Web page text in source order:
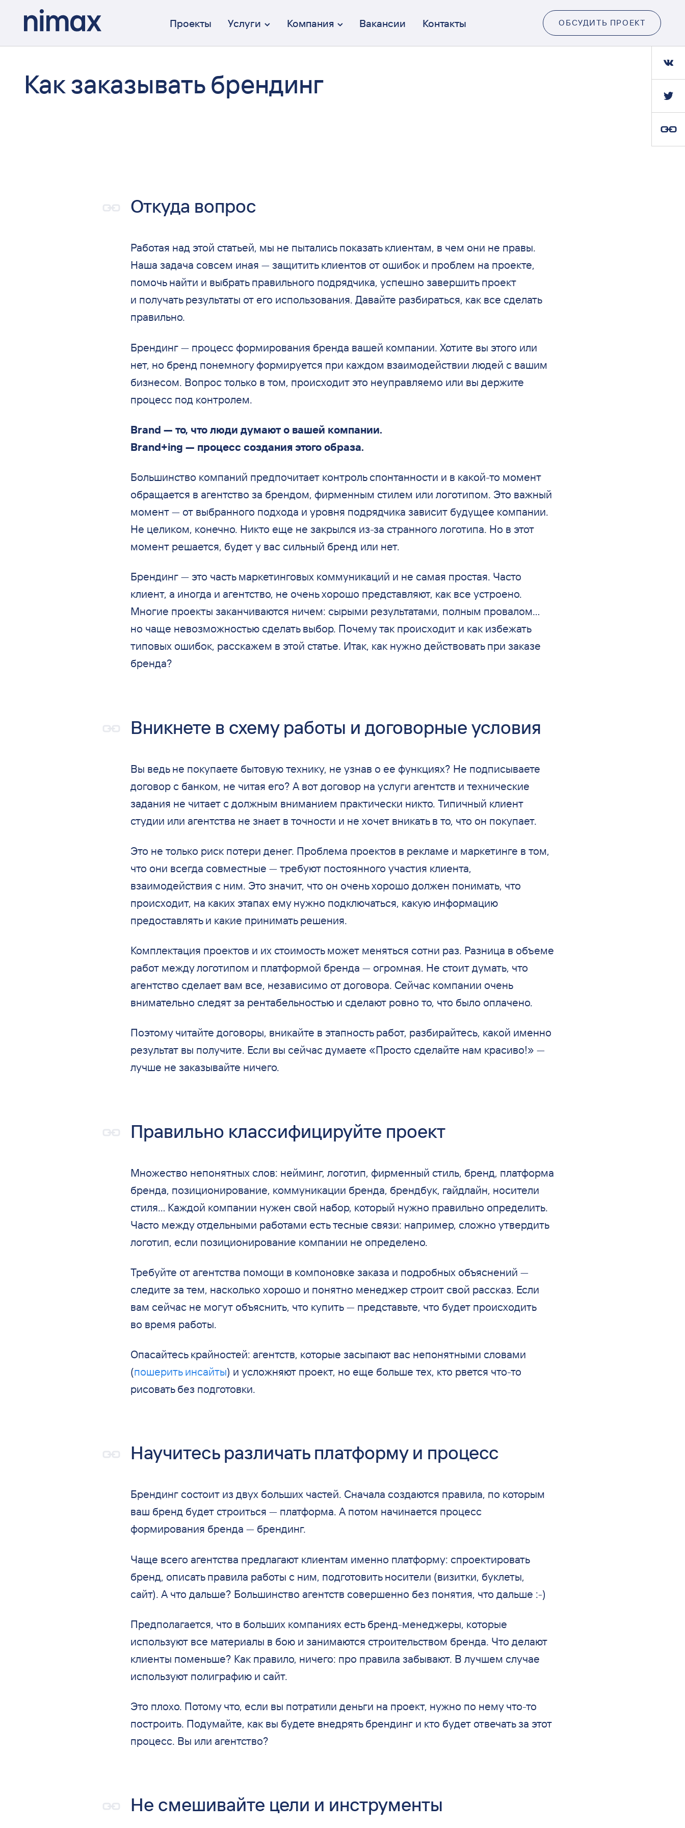
Проекты Услуги
Брендинг
От СММ до креативных кампаний
Компания Вакансии Контакты ОБСУДИТЬ ПРОЕКТ
Как заказывать брендинг
Откуда вопрос
Работая над этой статьей, мы не пытались показать клиентам, в чем они не правы.
Наша задача совсем иная — защитить клиентов от ошибок и проблем на проекте,
помочь найти и выбрать правильного подрядчика, успешно завершить проект
и получать результаты от его использования. Давайте разбираться, как все сделать
правильно.
Брендинг — процесс формирования бренда вашей компании. Хотите вы этого или
нет, но бренд понемногу формируется при каждом взаимодействии людей с вашим
бизнесом. Вопрос только в том, происходит это неуправляемо или вы держите
процесс под контролем.
Brand — то, что люди думают о вашей компании.
Brand+ing — процесс создания этого образа.
Большинство компаний предпочитает контроль спонтанности и в какой-то момент
обращается в агентство за брендом, фирменным стилем или логотипом. Это важный
момент — от выбранного подхода и уровня подрядчика зависит будущее компании.
Не целиком, конечно. Никто еще не закрылся из-за странного логотипа. Но в этот
момент решается, будет у вас сильный бренд или нет.
Брендинг — это часть маркетинговых коммуникаций и не самая простая. Часто
клиент, а иногда и агентство, не очень хорошо представляют, как все устроено.
Многие проекты заканчиваются ничем: сырыми результатами, полным провалом...
но чаще невозможностью сделать выбор. Почему так происходит и как избежать
типовых ошибок, расскажем в этой статье. Итак, как нужно действовать при заказе
бренда?
Вникнете в схему работы и договорные условия
Вы ведь не покупаете бытовую технику, не узнав о ее функциях? Не подписываете
договор с банком, не читая его? А вот договор на услуги агентств и технические
задания не читает с должным вниманием практически никто. Типичный клиент
студии или агентства не знает в точности и не хочет вникать в то, что он покупает.
Это не только риск потери денег. Проблема проектов в рекламе и маркетинге в том,
что они всегда совместные — требуют постоянного участия клиента,
взаимодействия с ним. Это значит, что он очень хорошо должен понимать, что
происходит, на каких этапах ему нужно подключаться, какую информацию
предоставлять и какие принимать решения.
Комплектация проектов и их стоимость может меняться сотни раз. Разница в объеме
работ между логотипом и платформой бренда — огромная. Не стоит думать, что
агентство сделает вам все, независимо от договора. Сейчас компании очень
внимательно следят за рентабельностью и сделают ровно то, что было оплачено.
Поэтому читайте договоры, вникайте в этапность работ, разбирайтесь, какой именно
результат вы получите. Если вы сейчас думаете «Просто сделайте нам красиво!» —
лучше не заказывайте ничего.
Правильно классифицируйте проект
Множество непонятных слов: нейминг, логотип, фирменный стиль, бренд, платформа
бренда, позиционирование, коммуникации бренда, брендбук, гайдлайн, носители
стиля... Каждой компании нужен свой набор, который нужно правильно определить.
Часто между отдельными работами есть тесные связи: например, сложно утвердить
логотип, если позиционирование компании не определено.
Требуйте от агентства помощи в компоновке заказа и подробных объяснений —
следите за тем, насколько хорошо и понятно менеджер строит свой рассказ. Если
вам сейчас не могут объяснить, что купить — представьте, что будет происходить
во время работы.
Опасайтесь крайностей: агентств, которые засыпают вас непонятными словами
(пошерить инсайты) и усложняют проект, но еще больше тех, кто рвется что-то
рисовать без подготовки.
Научитесь различать платформу и процесс
Брендинг состоит из двух больших частей. Сначала создаются правила, по которым
ваш бренд будет строиться — платформа. А потом начинается процесс
формирования бренда — брендинг.
Чаще всего агентства предлагают клиентам именно платформу: спроектировать
бренд, описать правила работы с ним, подготовить носители (визитки, буклеты,
сайт). А что дальше? Большинство агентств совершенно без понятия, что дальше :-)
Предполагается, что в больших компаниях есть бренд-менеджеры, которые
используют все материалы в бою и занимаются строительством бренда. Что делают
клиенты поменьше? Как правило, ничего: про правила забывают. В лучшем случае
используют полиграфию и сайт.
Это плохо. Потому что, если вы потратили деньги на проект, нужно по нему что-то
построить. Подумайте, как вы будете внедрять брендинг и кто будет отвечать за этот
процесс. Вы или агентство?
Не смешивайте цели и инструменты